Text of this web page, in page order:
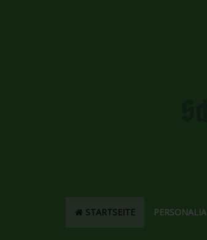
STARTSEITE PERSONALIA